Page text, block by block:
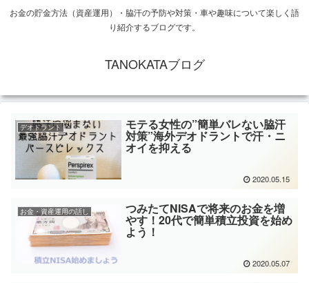
お金の貯金方法（資産運用）・脇汗の予防や対策・車や趣味について楽しく語
り紹介するブログです。
TANOKATAブログ
デオドラント モテる女性の”簡単バレない脇汗
対策”海外デオドラントで汗・ニ
オイを抑える
2020.05.15
お金・資産運用の話し つみたてNISAで将来のお金を増
やす！20代で簡単積立投資を始め
よう！
2020.05.07